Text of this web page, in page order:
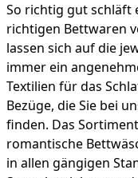
So richtig gut schläft
richtigen Bettwaren
lassen sich auf die
immer ein
Textilien für das
Bezüge, die Sie bei
finden. Das
romantische
in allen gängigen